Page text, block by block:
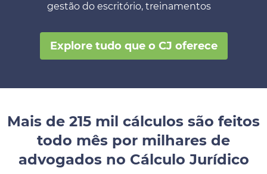
gestão do escritório, treinamentos
Explore tudo que o CJ oferece
Mais de 215 mil cálculos são feitos
todo mês por milhares de
advogados no Cálculo Jurídico